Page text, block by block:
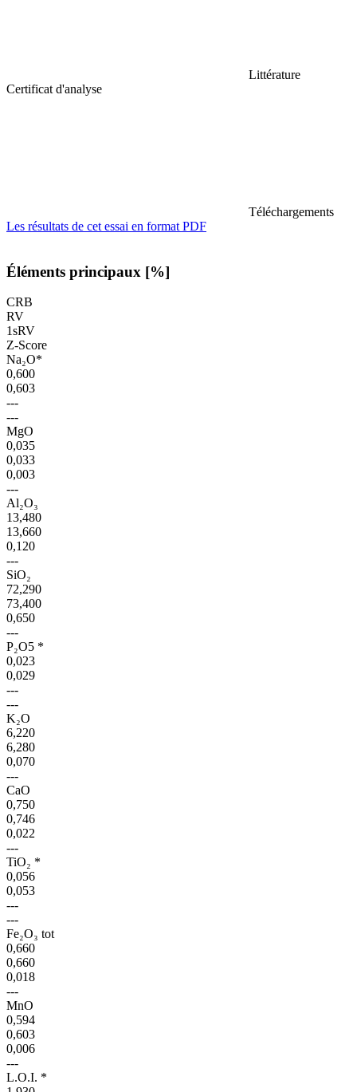
Littérature
Certificat d'analyse
Téléchargements
Les résultats de cet essai en format PDF
Éléments principaux [%]
CRB
RV
1sRV
Z-Score
Na₂O*
0,600
0,603
---
---
MgO
0,035
0,033
0,003
---
Al₂O₃
13,480
13,660
0,120
---
SiO₂
72,290
73,400
0,650
---
P₂O5 *
0,023
0,029
---
---
K₂O
6,220
6,280
0,070
---
CaO
0,750
0,746
0,022
---
TiO₂ *
0,056
0,053
---
---
Fe₂O₃ tot
0,660
0,660
0,018
---
MnO
0,594
0,603
0,006
---
L.O.I. *